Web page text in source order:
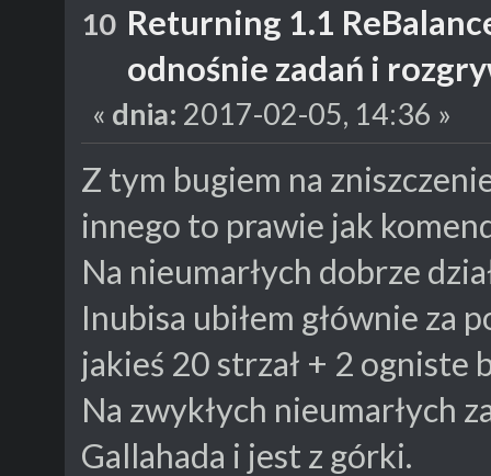
10 Returning 1.1
odnośnie zadań i
« dnia: 2017-02-05, 14:36 »
Z tym bugiem na
innego to prawie jak
Na nieumarłych dobrze
Inubisa ubiłem głównie za
jakieś 20 strzał + 2 ogniste
Na zwykłych nieumarłych
Gallahada i jest z górki.